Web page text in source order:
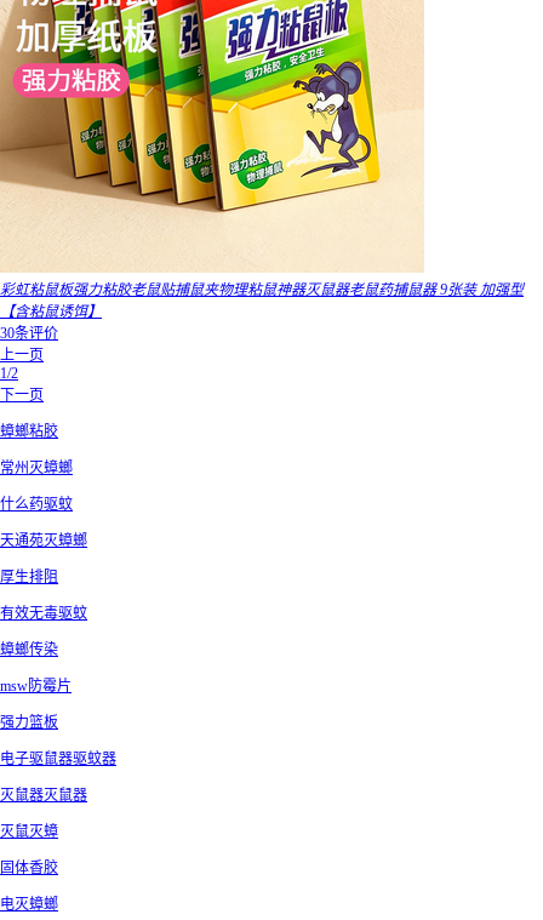
彩虹粘鼠板强力粘胶老鼠贴捕鼠夹物理粘鼠神器灭鼠器老鼠药捕鼠器 9张装 加强型
【含粘鼠诱饵】
30条评价
上一页
1/2
下一页
蟑螂粘胶
常州灭蟑螂
什么药驱蚊
天通苑灭蟑螂
厚生排阻
有效无毒驱蚊
蟑螂传染
msw防霉片
强力篮板
电子驱鼠器驱蚊器
灭鼠器灭鼠器
灭鼠灭蟑
固体香胶
电灭蟑螂